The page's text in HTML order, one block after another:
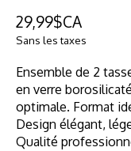
29,99$CA
Sans les taxes
Ensemble de 2
en verre
optimale. Format
Design élégant,
Qualité